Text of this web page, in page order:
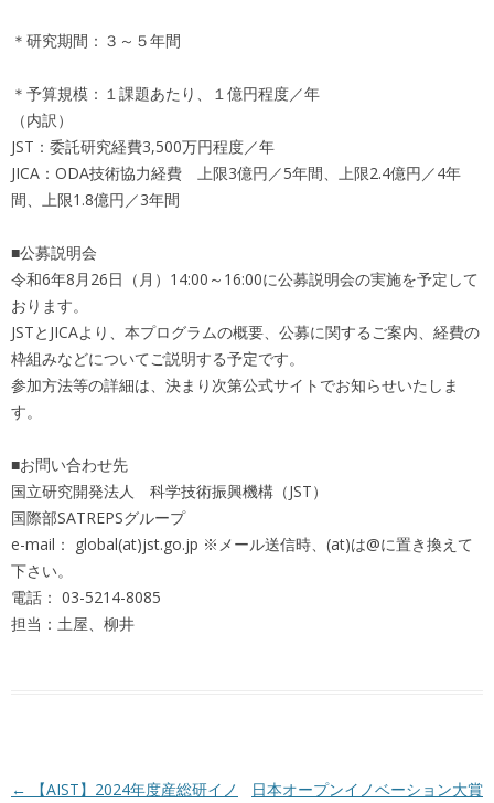
＊研究期間：３～５年間
＊予算規模：１課題あたり、１億円程度／年
（内訳）
JST：委託研究経費3,500万円程度／年
JICA：ODA技術協力経費 上限3億円／5年間、上限2.4億円／4年
間、上限1.8億円／3年間
■公募説明会
令和6年8月26日（月）14:00～16:00に公募説明会の実施を予定して
おります。
JSTとJICAより、本プログラムの概要、公募に関するご案内、経費の
枠組みなどについてご説明する予定です。
参加方法等の詳細は、決まり次第公式サイトでお知らせいたしま
す。
■お問い合わせ先
国立研究開発法人 科学技術振興機構（JST）
国際部SATREPSグループ
e-mail： global(at)jst.go.jp ※メール送信時、(at)は@に置き換えて
下さい。
電話： 03-5214-8085
担当：土屋、柳井
投稿ナビゲーション
←
【AIST】2024年度産総研イノ
日本オープンイノベーション大賞